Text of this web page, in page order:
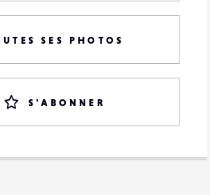
SES PHOTOS
S'ABONNER